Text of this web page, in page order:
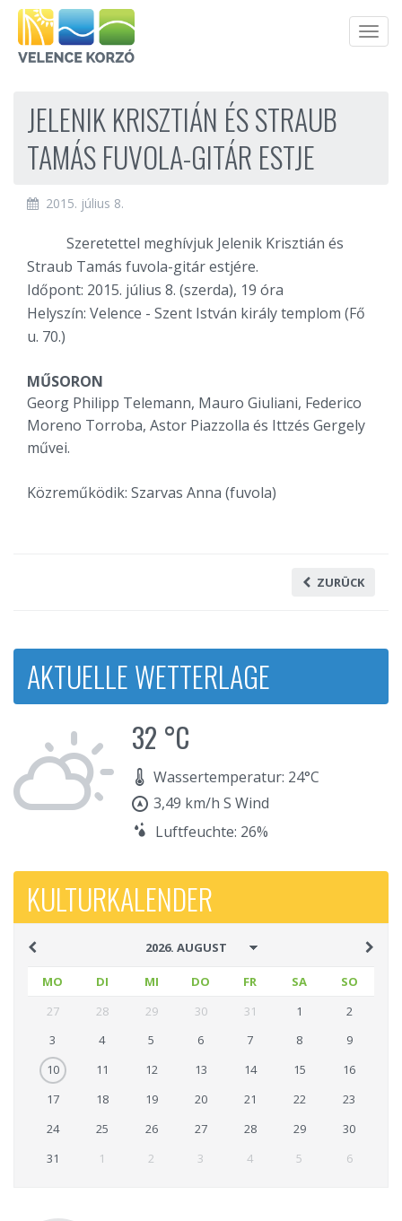
JELENIK KRISZTIÁN ÉS STRAUB
TAMÁS FUVOLA-GITÁR ESTJE
2015. július 8.
Szeretettel meghívjuk Jelenik Krisztián és
Straub Tamás fuvola-gitár estjére.
Időpont: 2015. július 8. (szerda), 19 óra
Helyszín: Velence - Szent István király templom (Fő
u. 70.)
MŰSORON
Georg Philipp Telemann, Mauro Giuliani, Federico
Moreno Torroba, Astor Piazzolla és Ittzés Gergely
művei.
Közreműködik: Szarvas Anna (fuvola)
ZURÜCK
AKTUELLE WETTERLAGE
32 °C
Wassertemperatur: 24°C
3,49 km/h S Wind
Luftfeuchte: 26%
KULTURKALENDER
MO DI MI DO FR SA
SO
27
28 29 30 31 1
2
3
4 5 6 7 8
9
10
11 12 13 14 15
16
17
18 19 20 21 22
23
24
25 26 27 28 29
30
31
1 2 3 4 5 6